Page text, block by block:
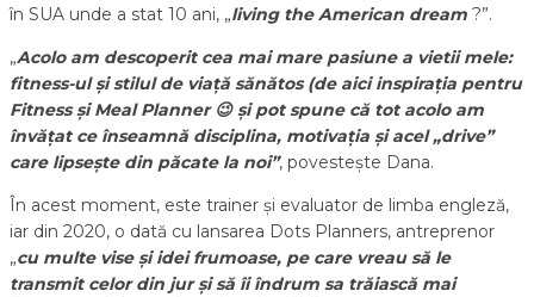
în SUA unde a stat 10 ani, „living the American dream ?”.
„Acolo am descoperit cea mai mare pasiune a vietii mele:
fitness-ul și stilul de viață sănătos (de aici inspirația pentru
Fitness și Meal Planner 😉 și pot spune că tot acolo am
învățat ce înseamnă disciplina, motivația și acel „drive”
care lipsește din păcate la noi”, povestește Dana.
În acest moment, este trainer și evaluator de limba engleză,
iar din 2020, o dată cu lansarea Dots Planners, antreprenor
„cu multe vise și idei frumoase, pe care vreau să le
transmit celor din jur și să îi îndrum sa trăiască mai